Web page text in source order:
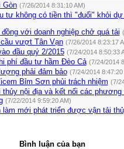
Gòn (7/26/2014 8:31:10 AM)
tư không có tiền thì "đuổi" khỏi dự
với doanh nghiệp chở quá tải
vượt Tân Vạn (7/26/2014 8:23:17
đầu quý 2/2015 (7/24/2014 8:50:33
phí đầu tư hầm Đèo Cả (7/24/2014
phải đảm bảo (7/24/2014 8:47:20
Bỉm Sơn phủi trách nhiệm (7/
thủy nội địa và kết nối các
(7/22/2014 9:59:20 AM)
làm mới phát triển được vận tải
Bình luận của bạn